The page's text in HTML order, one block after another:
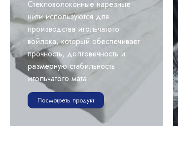
Стекловолоконные нарезные
нити используются для
производства игольчатого
войлока, который обеспечивает
прочность, долговечность и
размерную стабильность
игольчатого мата.
Посмотреть продукт